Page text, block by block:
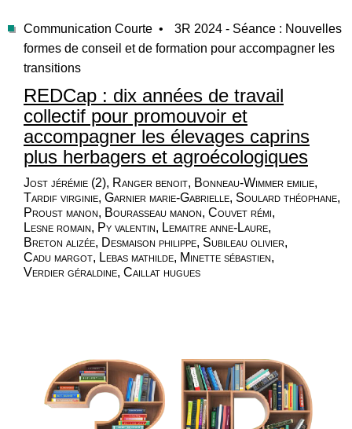
Communication Courte •
3R 2024 - Séance : Nouvelles
formes de conseil et de formation pour accompagner les
transitions
REDCap : dix années de travail
collectif pour promouvoir et
accompagner les élevages caprins
plus herbagers et agroécologiques
Jost jérémie (2), Ranger benoit, Bonneau-Wimmer emilie,
Tardif virginie, Garnier marie-Gabrielle, Soulard théophane,
Proust manon, Bourasseau manon, Couvet rémi,
Lesne romain, Py valentin, Lemaitre anne-Laure,
Breton alizée, Desmaison philippe, Subileau olivier,
Cadu margot, Lebas mathilde, Minette sébastien,
Verdier géraldine, Caillat hugues